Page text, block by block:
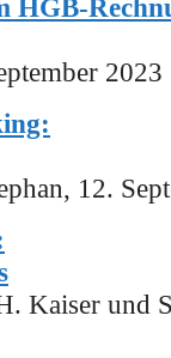
HGB-
2023
12.
Kaiser und